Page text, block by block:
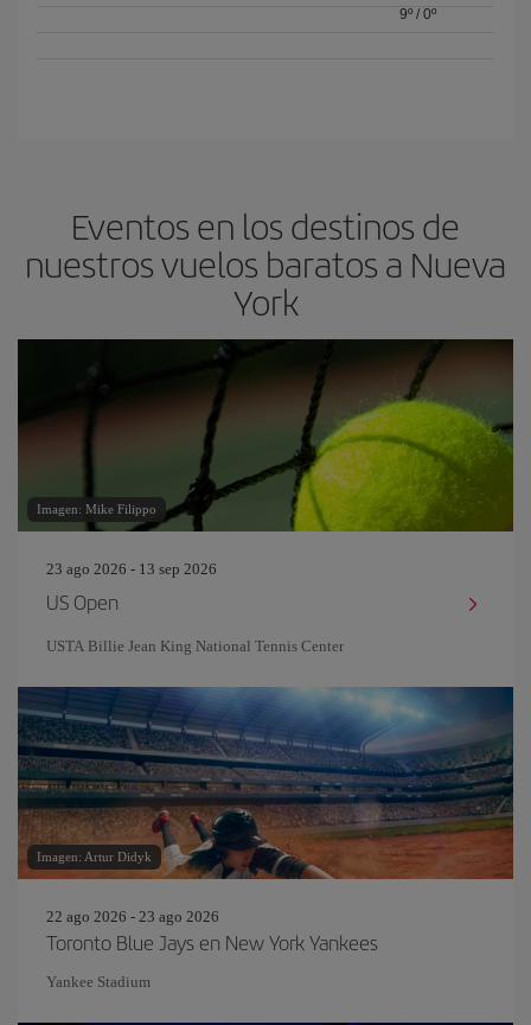
9º /0º
Eventos en los destinos de
nuestros vuelos baratos a Nueva
York
Imagen: Mike Filippo
23 ago 2026 - 13 sep 2026
US Open
USTA Billie Jean King National Tennis Center
Imagen: Artur Didyk
22 ago 2026 - 23 ago 2026
Toronto Blue Jays en New York Yankees
Yankee Stadium